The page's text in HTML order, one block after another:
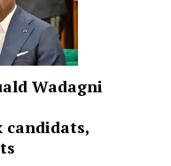
Wadagni
candidats,